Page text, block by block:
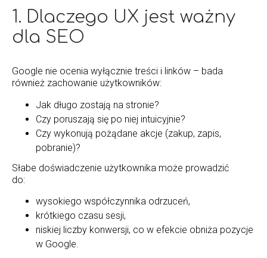
1. Dlaczego UX jest ważny
dla SEO
Google nie ocenia wyłącznie treści i linków – bada
również zachowanie użytkowników:
Jak długo zostają na stronie?
Czy poruszają się po niej intuicyjnie?
Czy wykonują pożądane akcje (zakup, zapis,
pobranie)?
Słabe doświadczenie użytkownika może prowadzić
do:
wysokiego współczynnika odrzuceń,
krótkiego czasu sesji,
niskiej liczby konwersji, co w efekcie obniża pozycje
w Google.